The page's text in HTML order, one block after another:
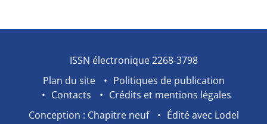
ISSN électronique 2268-3798
Plan du site
Politiques de publication
Contacts
Crédits et mentions légales
Conception : Chapitre neuf
Édité avec Lodel